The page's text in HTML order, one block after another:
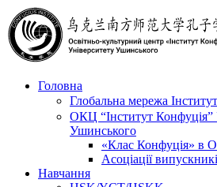
Головна
Глобальна мережа
ОКЦ “Інститут Конфуція”
Ушинського
«Клас Конфуція»
Асоціації
Навчання